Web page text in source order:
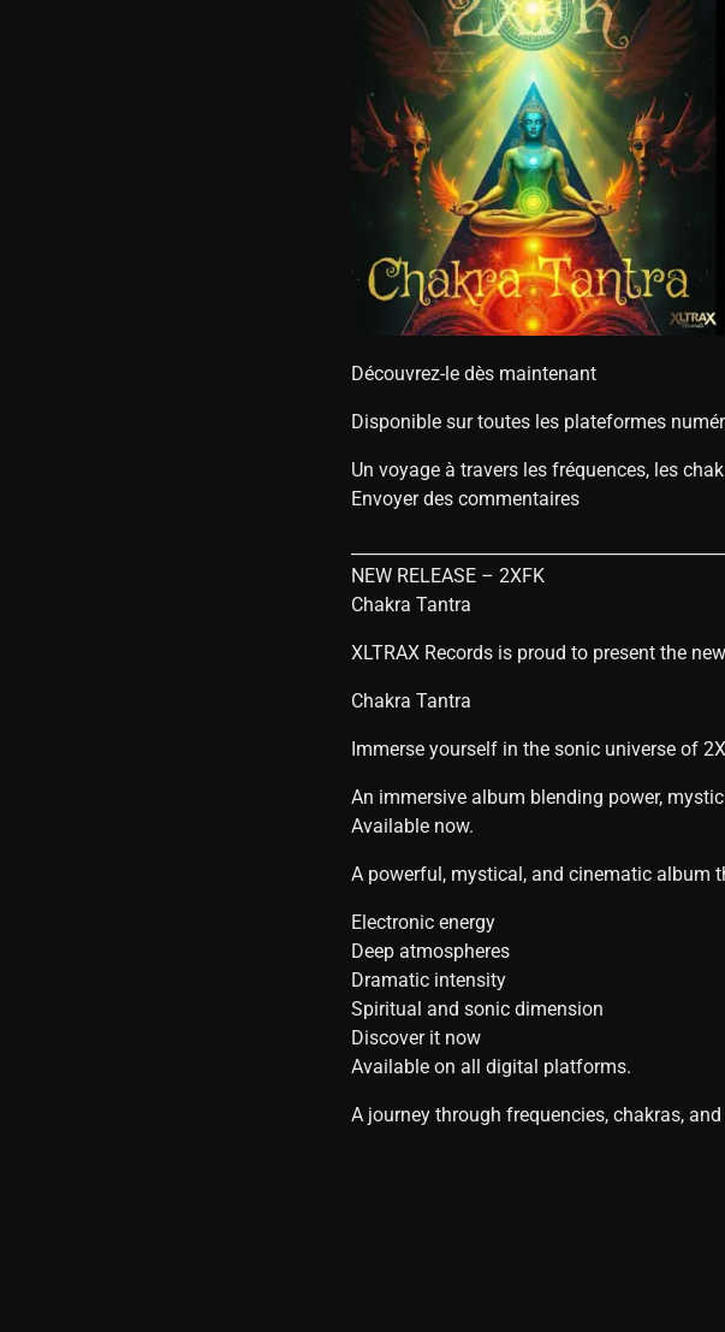
Découvrez-le dès maintenant
Disponible sur toutes les plateformes
Un voyage à travers les fréquences, les
Envoyer des commentaires
NEW RELEASE – 2XFK
Chakra Tantra
XLTRAX Records is proud to present the
Chakra Tantra
Immerse yourself in the sonic universe of
An immersive album blending power,
Available now.
A powerful, mystical, and cinematic album
Electronic energy
Deep atmospheres
Dramatic intensity
Spiritual and sonic dimension
Discover it now
Available on all digital platforms.
A journey through frequencies, chakras,